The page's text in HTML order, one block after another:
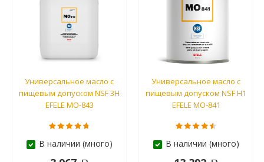
Универсальное масло с
пищевым допуском NSF 3H
EFELE MO-843
В наличии (много)
Универсальное масло с
пищевым допуском NSF H1
EFELE MO-841
В наличии (много)